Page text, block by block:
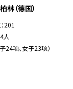
林（德国）
201
人
24项、女子23项）